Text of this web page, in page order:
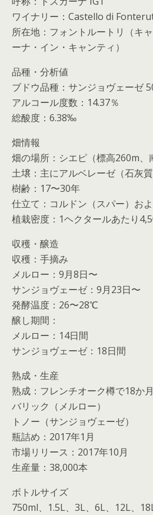
ワイナリー：Castello di
所在地：フォントルートリ（キ
ーナ・イン・キャンティ）
品種・分析値
ブドウ品種：サンジョヴェーゼ
アルコール度数：14.37％
総酸度：6.38‰
畑情報
畑の場所：シエピ（標高260m、
土壌：主にアルベレーゼ（石灰質
樹齢：17〜30年
仕立て：コルドン（スパー）お
植栽密度：1ヘクタールあたり
収穫・醸造
収穫：手摘み
メルロー：9月8日〜
サンジョヴェーゼ：9月23日〜
発酵温度：26〜28℃
醸し期間：
メルロー：14日間
サンジョヴェーゼ：18日間
熟成・生産
熟成：フレンチオーク樽で18か
バリック（メルロー）
トノー（サンジョヴェーゼ）
瓶詰め：2017年1月
市場リリース：2017年10月
生産量：38,000本
ボトルサイズ
750ml、1.5L、3L、6L、12L、